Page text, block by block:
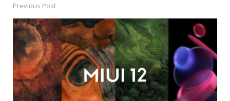
Post
navigation
Previous Post